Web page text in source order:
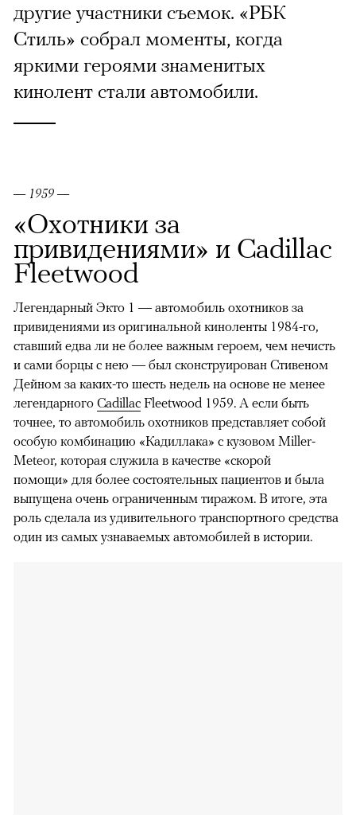
другие участники съемок. «РБК
Стиль» собрал моменты, когда
яркими героями знаменитых
кинолент стали автомобили.
— 1959 —
«Охотники за
привидениями» и Cadillac
Fleetwood
Легендарный Экто 1 — автомобиль охотников за
привидениями из оригинальной киноленты 1984-го,
ставший едва ли не более важным героем, чем нечисть
и сами борцы с нею — был сконструирован Стивеном
Дейном за каких-то шесть недель на основе не менее
легендарного Cadillac Fleetwood 1959. А если быть
точнее, то автомобиль охотников представляет собой
особую комбинацию «Кадиллака» с кузовом Miller-
Meteor, которая служила в качестве «скорой
помощи» для более состоятельных пациентов и была
выпущена очень ограниченным тиражом. В итоге, эта
роль сделала из удивительного транспортного средства
один из самых узнаваемых автомобилей в истории.